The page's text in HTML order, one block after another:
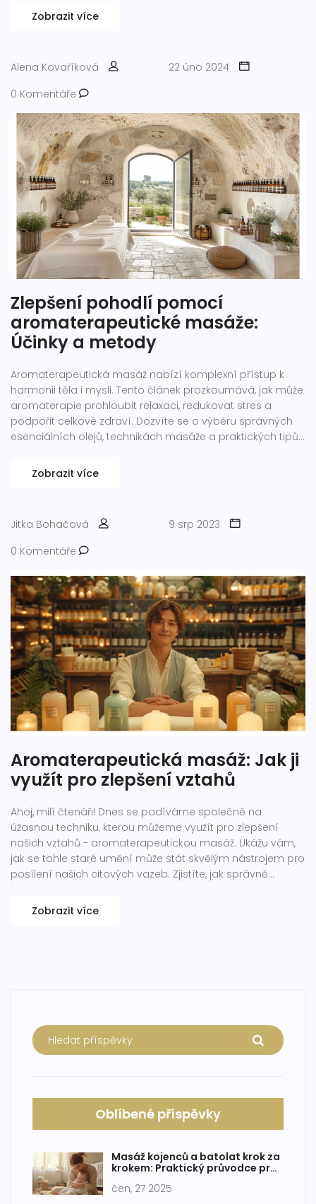
dozvíte základní informace o aromaterapeutické masáži,
Zobrazit více
Alena Kovaříková
22 úno 2024
0 Komentáře
Zlepšení pohodlí pomocí
aromaterapeutické masáže:
Účinky a metody
Aromaterapeutická masáž nabízí komplexní přístup k
harmonii těla i mysli. Tento článek prozkoumává, jak může
aromaterapie prohloubit relaxaci, redukovat stres a
podpořit celkové zdraví. Dozvíte se o výběru správných
esenciálních olejů, technikách masáže a praktických tipů,
pohodlí domova. Příběhy z vlastní zkušenosti a názory
Zobrazit více
Jitka Bohačová
9 srp 2023
0 Komentáře
Aromaterapeutická masáž: Jak ji
využít pro zlepšení vztahů
Ahoj, milí čtenáři! Dnes se podíváme společně na
úžasnou techniku, kterou můžeme využít pro zlepšení
našich vztahů - aromaterapeutickou masáž. Ukážu vám,
jak se tohle staré umění může stát skvělým nástrojem pro
posílení našich citových vazeb. Zjistíte, jak správně
navazování hlubšího kontaktu se svými blízkými.
Zobrazit více
Oblíbené příspěvky
Masáž kojenců a batolat krok za
krokem: Praktický průvodce pro
čen, 27 2025